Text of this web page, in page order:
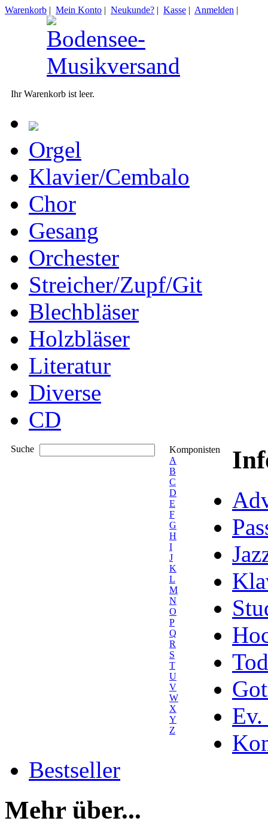
Warenkorb | Mein Konto | Neukunde? | Kasse | Anmelden |
Ihr Warenkorb ist leer.
Orgel
Klavier/Cembalo
Chor
Gesang
Orchester
Streicher/Zupf/Git
Blechbläser
Holzbläser
Literatur
Diverse
CD
Suche
Komponisten
A
B
C
D
E
F
G
H
I
J
K
L
M
N
O
P
Q
R
S
T
U
V
W
X
Y
Z
Ev.
Bestseller
Mehr über...